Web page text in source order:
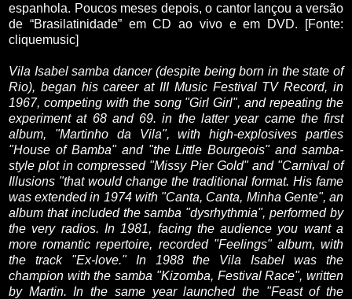
espanhola. Poucos meses depois, o cantor lançou a versão
de “Brasilatinidade” em CD ao vivo e em DVD. [Fonte:
cliquemusic]
Vila Isabel samba dancer (despite being born in the state of
Rio), began his career at III Music Festival TV Record,in
1967, competing with the song "GirlGirl",and repeating the
experiment at 68 and 69.in the latter year came the first
album, "Martinho da Vila",with high-explosivesparties
"House of Bamba" and "the LittleBourgeois"and samba-
style plot in compressed "Missy Pier Gold" and "Carnival of
Illusions "that would change the traditional format. His fame
was extended in 1974 with "Canta, Canta, Minha Gente", an
album that included the samba "dysrhythmia",performed by
the very radios. In 1981, facing the audience you want a
more romantic repertoire, recorded "Feelings" album, with
the
track "Ex-love." In 1988 the Vila Isabel
was the
champion with the samba "Kizomba, Festival Race",written
by Martin.In the same year launched the "Feast of the